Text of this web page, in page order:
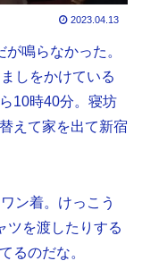
2023.04.13
鳴らなかった。
しをかけている
10時40分。寝坊
えて家を出て新宿
ン着。けっこう
ツを渡したりする
るのだな。